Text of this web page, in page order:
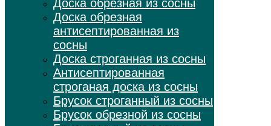
Доска обрезная из сосны
Доска обрезная
антисептированная из
сосны
Доска строганная из сосны
Антисептированная
строганая доска из сосны
Брусок строганный из сосны
Брусок обрезной из сосны